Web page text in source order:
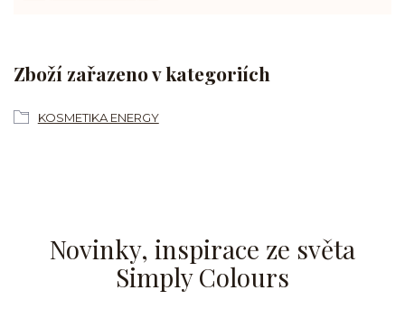
Zboží zařazeno v kategoriích
KOSMETIKA ENERGY
Novinky, inspirace ze světa
Simply Colours